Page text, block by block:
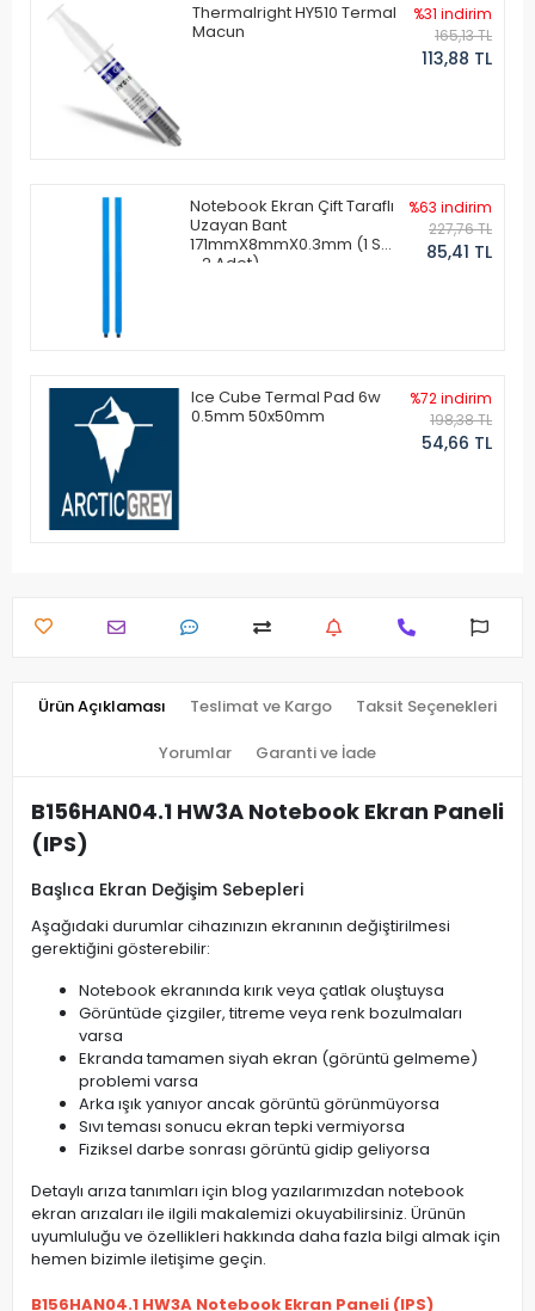
Thermalright HY510 Termal
Macun
%31 indirim
165,13 TL
113,88 TL
Notebook Ekran Çift Taraflı
Uzayan Bant
171mmX8mmX0.3mm (1 Set
- 2 Adet)
%63 indirim
227,76 TL
85,41 TL
Ice Cube Termal Pad 6w
0.5mm 50x50mm
%72 indirim
198,38 TL
54,66 TL
Ürün Açıklaması Teslimat ve Kargo Taksit Seçenekleri
Yorumlar Garanti ve İade
B156HAN04.1 HW3A Notebook Ekran Paneli
(IPS)
Başlıca Ekran Değişim Sebepleri
Aşağıdaki durumlar cihazınızın ekranının değiştirilmesi
gerektiğini gösterebilir:
Notebook ekranında kırık veya çatlak oluştuysa
Görüntüde çizgiler, titreme veya renk bozulmaları
varsa
Ekranda tamamen siyah ekran (görüntü gelmeme)
problemi varsa
Arka ışık yanıyor ancak görüntü görünmüyorsa
Sıvı teması sonucu ekran tepki vermiyorsa
Fiziksel darbe sonrası görüntü gidip geliyorsa
Detaylı arıza tanımları için blog yazılarımızdan notebook
ekran arızaları ile ilgili makalemizi okuyabilirsiniz. Ürünün
uyumluluğu ve özellikleri hakkında daha fazla bilgi almak için
hemen bizimle iletişime geçin.
B156HAN04.1 HW3A Notebook Ekran Paneli (IPS)